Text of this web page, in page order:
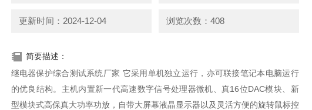
更新时间：2024-12-04 浏览次数：408
简要描述：
继电器保护综合测试系统厂家 它采用单机独立运行，亦可联接笔记本电脑运行
的优良结构。主机内置新一代高速数字信号处理器微机、真16位DAC模块、新
型模块式高保真大功率功放，自带大屏幕液晶显示器以及灵活方便的旋转鼠标控